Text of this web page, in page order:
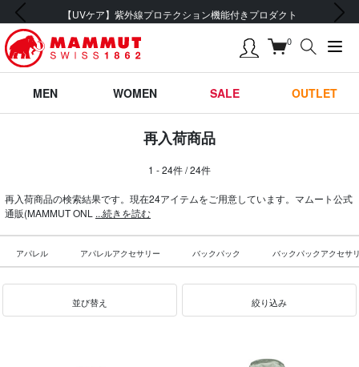
【UVケア】紫外線プロテクション機能付きプロダクト
前の画像 次の画像
0
MEN WOMEN SALE OUTLET
再入荷商品
1 - 24件 / 24件
再入荷商品の検索結果です。現在24アイテムをご用意しています。マムート公式
通販(MAMMUT ONL ...続きを読む
アパレル アパレルアクセサリー バックパック バックパックアクセサ
並び替え 絞り込み